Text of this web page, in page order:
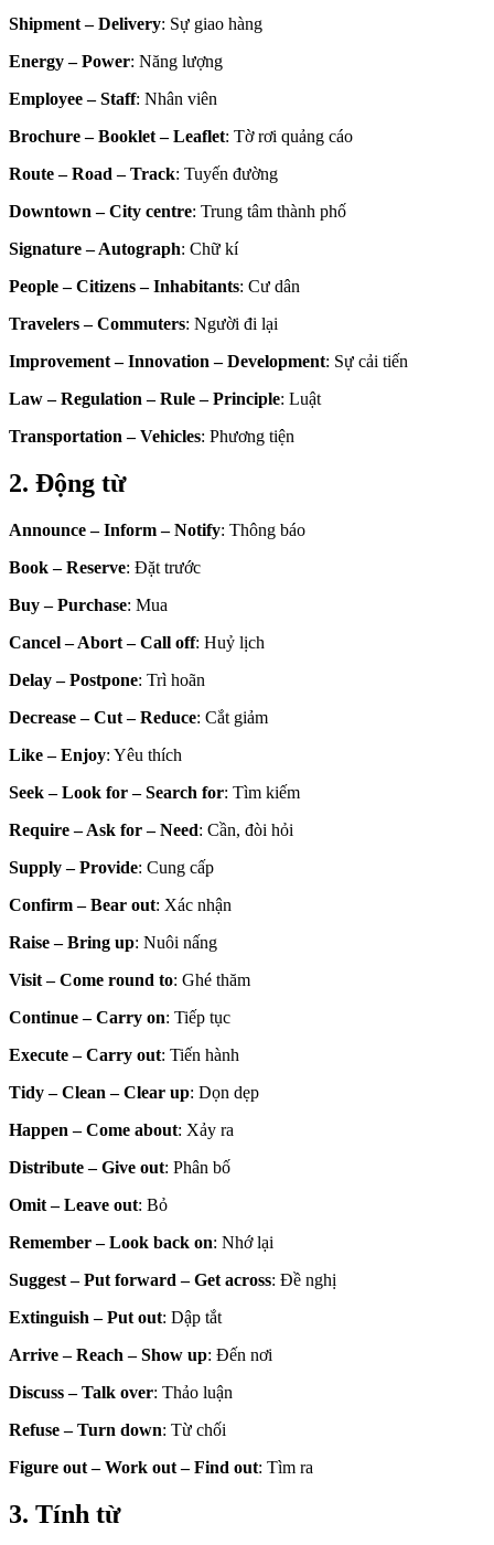
Shipment – Delivery: Sự giao hàng
Energy – Power: Năng lượng
Employee – Staff: Nhân viên
Brochure – Booklet – Leaflet: Tờ rơi quảng cáo
Route – Road – Track: Tuyến đường
Downtown – City centre: Trung tâm thành phố
Signature – Autograph: Chữ kí
People – Citizens – Inhabitants: Cư dân
Travelers – Commuters: Người đi lại
Improvement – Innovation – Development: Sự cải tiến
Law – Regulation – Rule – Principle: Luật
Transportation – Vehicles: Phương tiện
2. Động từ
Announce – Inform – Notify: Thông báo
Book – Reserve: Đặt trước
Buy – Purchase: Mua
Cancel – Abort – Call off: Huỷ lịch
Delay – Postpone: Trì hoãn
Decrease – Cut – Reduce: Cắt giảm
Like – Enjoy: Yêu thích
Seek – Look for – Search for: Tìm kiếm
Require – Ask for – Need: Cần, đòi hỏi
Supply – Provide: Cung cấp
Confirm – Bear out: Xác nhận
Raise – Bring up: Nuôi nấng
Visit – Come round to: Ghé thăm
Continue – Carry on: Tiếp tục
Execute – Carry out: Tiến hành
Tidy – Clean – Clear up: Dọn dẹp
Happen – Come about: Xảy ra
Distribute – Give out: Phân bố
Omit – Leave out: Bỏ
Remember – Look back on: Nhớ lại
Suggest – Put forward – Get across: Đề nghị
Extinguish – Put out: Dập tắt
Arrive – Reach – Show up: Đến nơi
Discuss – Talk over: Thảo luận
Refuse – Turn down: Từ chối
Figure out – Work out – Find out: Tìm ra
3. Tính từ